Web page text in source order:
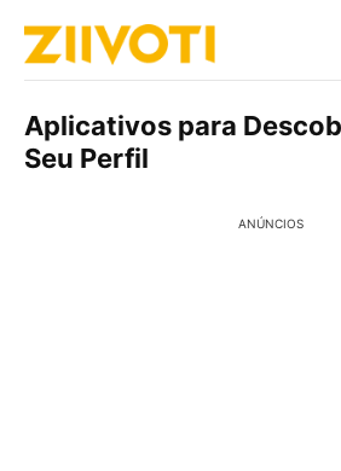
Aplicativos para
Seu Perfil
ANÚNCIOS